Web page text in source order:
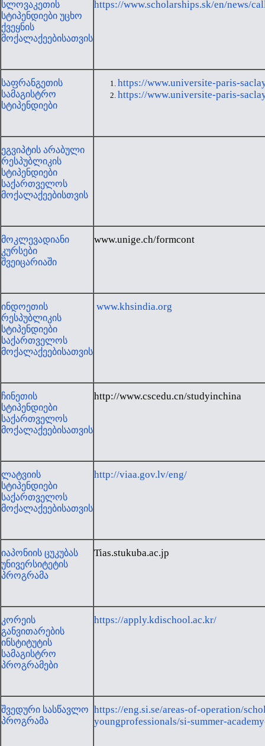
სლოვაკეთის
სტიპენდიები უცხო
ქვეყნის
მოქალაქეებისათვის
https://www.scholarships.sk/en/news/
საფრანგეთის
სამაგისტრო
სტიპენდიები
https://www.universite-paris-
https://www.universite-paris-
ეგვიპტის არაბული
რესპუბლიკის
სტიპენდიები
საქართველოს
მოქალაქეებისთვის
მოკლევადიანი
კურსები
შვეიცარიაში
www.unige.ch/formcont
ინდოეთის
რესპუბლიკის
სტიპენდიები
საქართველოს
მოქალაქეებისათვის
www.khsindia.org
ჩინეთის
სტიპენდიები
საქართველოს
მოქალაქეებისათვის
http://www.cscedu.cn/studyinchina
ლატვიის
სტიპენდიები
საქართველოს
მოქალაქეებისათვის
http://viaa.gov.lv/eng/
იაპონიის ცუკუბას
უნივერსიტეტის
პროგრამა
Tias.stukuba.ac.jp
კორეის
განვითარების
ინსტიტუტის
სამაგისტრო
პროგრამები
https://apply.kdischool.ac.kr/
შვედური სასწავლო
პროგრამა
https://eng.si.se/areas-of-operation/
youngprofessionals/si-summer-